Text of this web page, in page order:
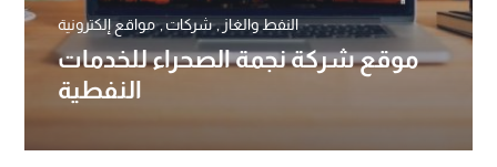
موقع شركة نجمة الصحراء للخدمات
النفطية
النفط والغاز شركات مواقع إلكترونية